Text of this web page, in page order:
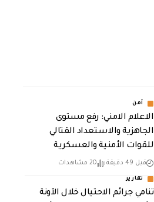
أمن
الاعلام الامني: رفع مستوى
الجاهزية والاستعداد القتالي
للقوات الأمنية والعسكرية
قبل 49 دقيقة 20 مشاهدات
تقارير
تنامي جرائم الاحتيال خلال الآونة